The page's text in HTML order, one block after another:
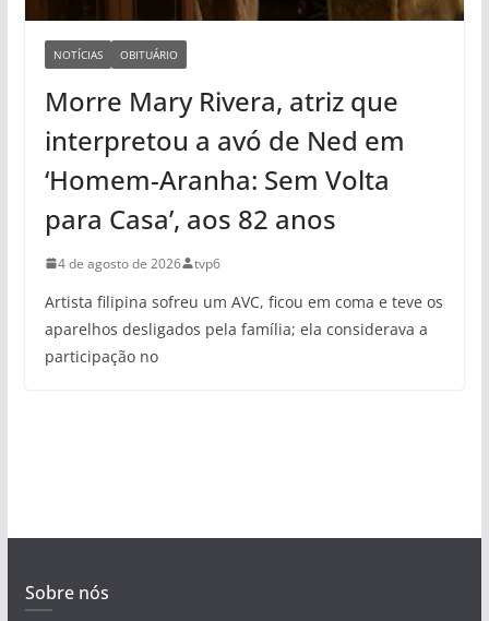
NOTÍCIAS OBITUÁRIO
Morre Mary Rivera, atriz que
interpretou a avó de Ned em
‘Homem-Aranha: Sem Volta
para Casa’, aos 82 anos
4 de agosto de 2026 tvp6
Artista filipina sofreu um AVC, ficou em coma e teve os
aparelhos desligados pela família; ela considerava a
participação no
Sobre nós